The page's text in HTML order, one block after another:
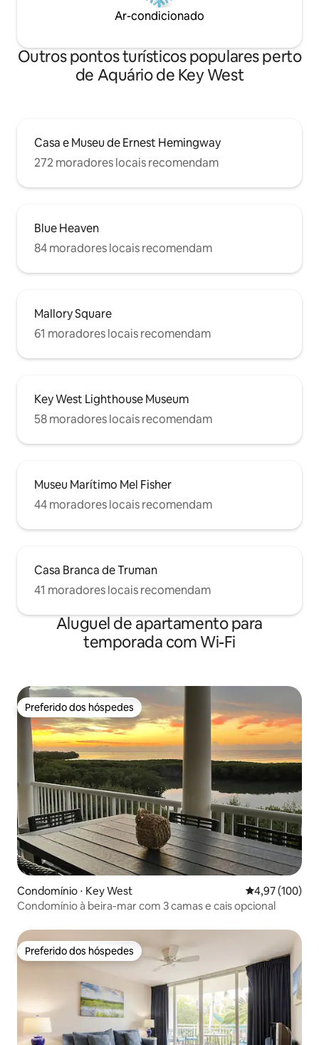
Ar-condicionado
Outros pontos turísticos populares perto
de Aquário de Key West
Casa e Museu de Ernest Hemingway
272 moradores locais recomendam
Blue Heaven
84 moradores locais recomendam
Mallory Square
61 moradores locais recomendam
Key West Lighthouse Museum
58 moradores locais recomendam
Museu Marítimo Mel Fisher
44 moradores locais recomendam
Casa Branca de Truman
41 moradores locais recomendam
Aluguel de apartamento para
temporada com Wi-Fi
Preferido dos hóspedes
Preferido dos hóspedes
Condomínio ⋅ Key West 4,97 de uma
4,97 (100)
Condomínio à beira-mar com 3 camas e cais opcional
Preferido dos hóspedes
Preferido dos hóspedes